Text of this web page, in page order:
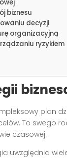
biznesu
decyzji
organizacyjną
ryzykiem
plan
To swego
czasowej.
uwzględnia